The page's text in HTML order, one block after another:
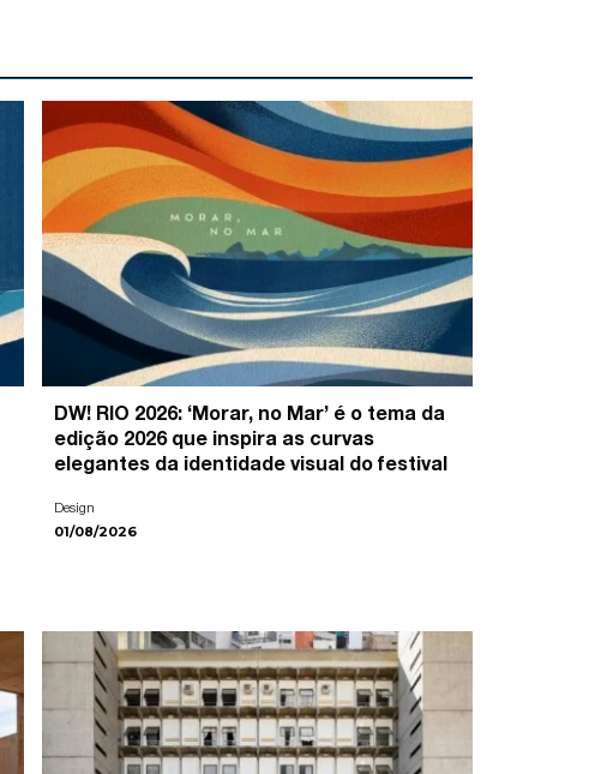
DW! RIO 2026: ‘Morar, no Mar’ é o tema da
edição 2026 que inspira as curvas
elegantes da identidade visual do festival
Design
01/08/2026